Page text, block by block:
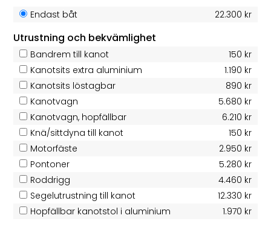
Endast båt 22.300 kr
Utrustning och bekvämlighet
Bandrem till kanot
150 kr
Kanotsits extra aluminium
1.190 kr
Kanotsits löstagbar
890 kr
Kanotvagn
5.680 kr
Kanotvagn, hopfällbar
6.210 kr
Knä/sittdyna till kanot
150 kr
Motorfäste
2.950 kr
Pontoner
5.280 kr
Roddrigg
4.460 kr
Segelutrustning till kanot
12.330 kr
Hopfällbar kanotstol i aluminium
1.970 kr